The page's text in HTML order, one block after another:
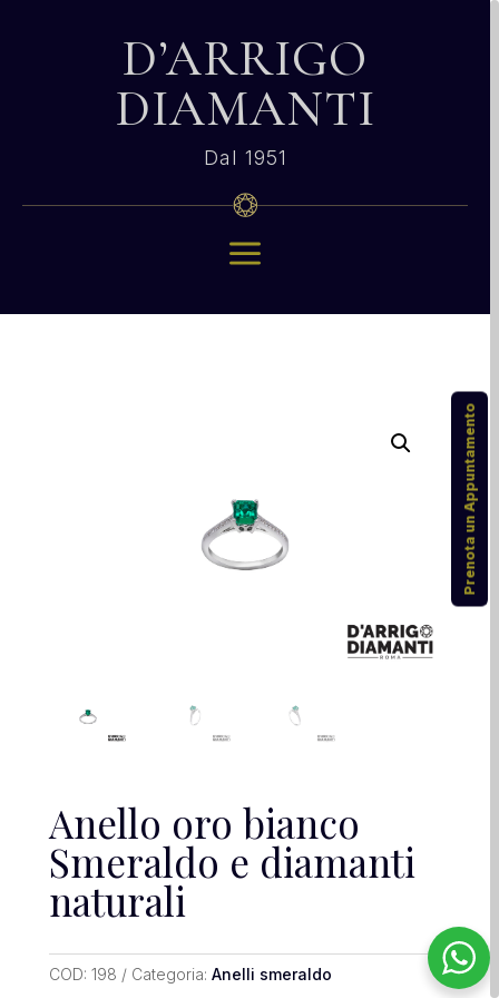
D’ARRIGO
DIAMANTI
Dal 1951
a
Anello oro bianco
Smeraldo e diamanti
naturali
COD: 198 Categoria: Anelli smeraldo
Prenota un Appuntamento